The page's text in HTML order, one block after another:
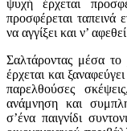
ψυχή έρχεται
προσφέρεται ταπεινά
να αγγίξει και ν’
Σαλτάροντας μέσα το
έρχεται και
παρελθούσες
ανάμνηση και
σ’ένα παιγνίδι